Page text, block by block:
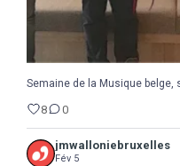
Semaine de la Musique belge,
8 0
jmwalloniebruxelles
Fév 5